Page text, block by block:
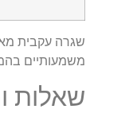
שגרה עקבית
משמעותיים
שאלות